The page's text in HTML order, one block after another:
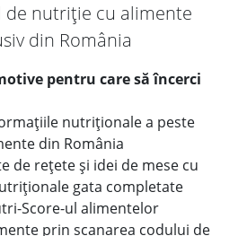
nutriție cu alimente
din România
pentru care să încerci
nutriționale a peste
din România
de rețete și idei de mese cu
gata completate
Score-ul alimentelor
prin scanarea codului de